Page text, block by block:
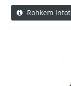
Rohkem Infot